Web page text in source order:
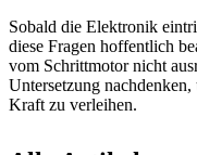
Sobald die Elektronik
diese Fragen hoffentlich
vom Schrittmotor nicht
Untersetzung
Kraft zu verleihen.